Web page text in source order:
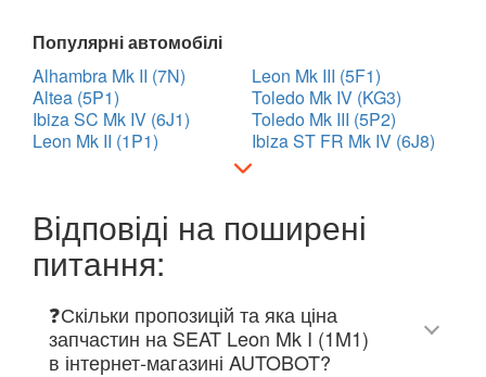
Популярні автомобілі
Alhambra Mk II (7N)
Altea (5P1)
Ibiza SC Mk IV (6J1)
Leon Mk II (1P1)
Leon Mk III (5F1)
Toledo Mk IV (KG3)
Toledo Mk III (5P2)
Ibiza ST FR Mk IV (6J8)
Відповіді на поширені
питання:
❓Скільки пропозицій та яка ціна
запчастин на SEAT Leon Mk I (1M1)
в інтернет-магазині AUTOBOT?